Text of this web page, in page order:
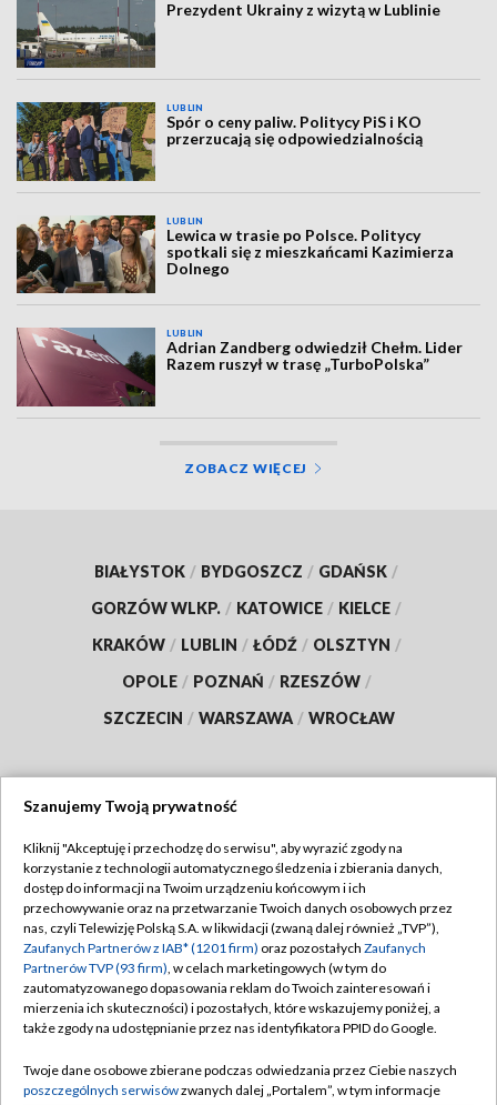
Prezydent Ukrainy z wizytą w Lublinie
LUBLIN
Spór o ceny paliw. Politycy PiS i KO
przerzucają się odpowiedzialnością
LUBLIN
Lewica w trasie po Polsce. Politycy
spotkali się z mieszkańcami Kazimierza
Dolnego
LUBLIN
Adrian Zandberg odwiedził Chełm. Lider
Razem ruszył w trasę „TurboPolska”
ZOBACZ WIĘCEJ
BIAŁYSTOK / BYDGOSZCZ / GDAŃSK /
GORZÓW WLKP. / KATOWICE / KIELCE /
KRAKÓW / LUBLIN / ŁÓDŹ / OLSZTYN /
OPOLE / POZNAŃ / RZESZÓW /
SZCZECIN / WARSZAWA / WROCŁAW
TVP
Abonament TVP
Emisja w TVP
Centrum informacji TVP
Naziemna Telewizja Cyfrowa
Rada Programowa
Regulamin TVP
Polityka prywatności
Moje zgody
Pomoc
Kontakt
Szanujemy Twoją prywatność
Kliknij "Akceptuję i przechodzę do serwisu", aby wyrazić zgody na
korzystanie z technologii automatycznego śledzenia i zbierania danych,
dostęp do informacji na Twoim urządzeniu końcowym i ich
przechowywanie oraz na przetwarzanie Twoich danych osobowych przez
nas, czyli Telewizję Polską S.A. w likwidacji (zwaną dalej również „TVP”),
Zaufanych Partnerów z IAB* (1201 firm) oraz pozostałych Zaufanych
Partnerów TVP (93 firm), w celach marketingowych (w tym do
zautomatyzowanego dopasowania reklam do Twoich zainteresowań i
mierzenia ich skuteczności) i pozostałych, które wskazujemy poniżej, a
także zgody na udostępnianie przez nas identyfikatora PPID do Google.
Twoje dane osobowe zbierane podczas odwiedzania przez Ciebie naszych
poszczególnych serwisówzwanych dalej „Portalem”, w tym informacje